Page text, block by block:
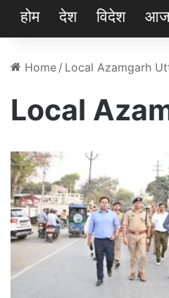
होम देश विदेश
Home / Local Azamgarh
Local